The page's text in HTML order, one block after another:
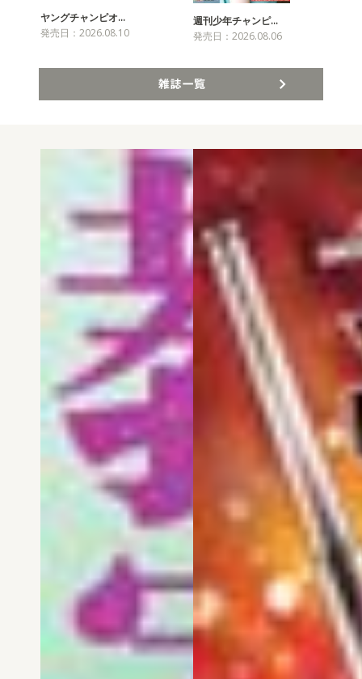
ヤングチャンピオ…
発売日：2026.08.10
週刊少年チャンピ…
発売日：2026.08.06